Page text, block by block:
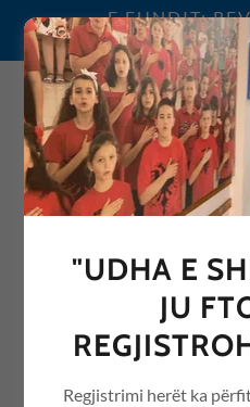
E FUNDIT:
E
NGA ARSIMI
"UDHA E
JU
Regjistrimi herët ka